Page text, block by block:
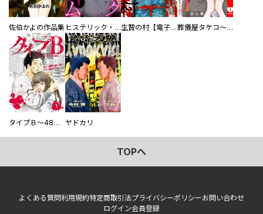
佐伯かよの作品集 ヒステリック・ハーレム～搾られる男と堕ちる女～【電子単行本版】 生贄の村【電子単行本版】 葬儀屋タケコ～あなたの最期、叶えます【電子単行本版】
タイプＢ～48時間後、致死率100％～【単話】 ヤドカリ
TOPへ
よくある質問利用規約特定商取引法プライバシーポリシーお問い合わせ
ログイン会員登録